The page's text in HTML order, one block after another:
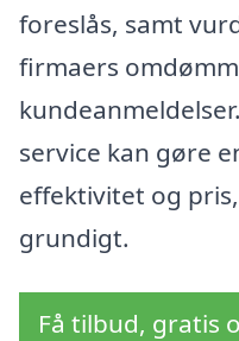
foreslås, samt
firmaers
service kan gøre
effektivitet og
grundigt.
Få tilbud, gratis